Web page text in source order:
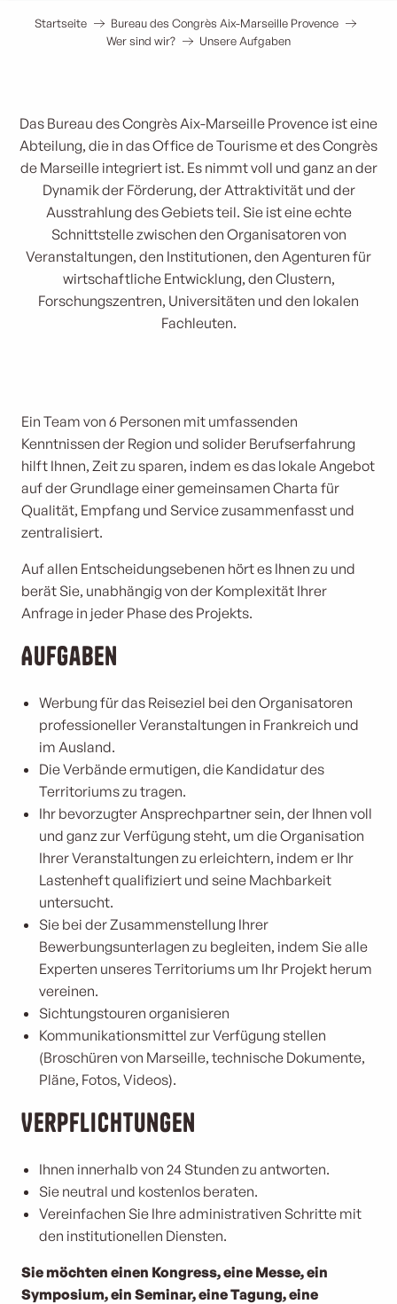
Startseite
Bureau des Congrès Aix-Marseille Provence
Wer sind wir?
Unsere Aufgaben
Das Bureau des Congrès Aix-Marseille Provence ist eine
Abteilung, die in das Office de Tourisme et des Congrès
de Marseille integriert ist. Es nimmt voll und ganz an der
Dynamik der Förderung, der Attraktivität und der
Ausstrahlung des Gebiets teil. Sie ist eine echte
Schnittstelle zwischen den Organisatoren von
Veranstaltungen, den Institutionen, den Agenturen für
wirtschaftliche Entwicklung, den Clustern,
Forschungszentren, Universitäten und den lokalen
Fachleuten.
Ein Team von 6 Personen mit umfassenden
Kenntnissen der Region und solider Berufserfahrung
hilft Ihnen, Zeit zu sparen, indem es das lokale Angebot
auf der Grundlage einer gemeinsamen Charta für
Qualität, Empfang und Service zusammenfasst und
zentralisiert.
Auf allen Entscheidungsebenen hört es Ihnen zu und
berät Sie, unabhängig von der Komplexität Ihrer
Anfrage in jeder Phase des Projekts.
Aufgaben
Werbung für das Reiseziel bei den Organisatoren
professioneller Veranstaltungen in Frankreich und
im Ausland.
Die Verbände ermutigen, die Kandidatur des
Territoriums zu tragen.
Ihr bevorzugter Ansprechpartner sein, der Ihnen voll
und ganz zur Verfügung steht, um die Organisation
Ihrer Veranstaltungen zu erleichtern, indem er Ihr
Lastenheft qualifiziert und seine Machbarkeit
untersucht.
Sie bei der Zusammenstellung Ihrer
Bewerbungsunterlagen zu begleiten, indem Sie alle
Experten unseres Territoriums um Ihr Projekt herum
vereinen.
Sichtungstouren organisieren
Kommunikationsmittel zur Verfügung stellen
(Broschüren von Marseille, technische Dokumente,
Pläne, Fotos, Videos).
Verpflichtungen
Ihnen innerhalb von 24 Stunden zu antworten.
Sie neutral und kostenlos beraten.
Vereinfachen Sie Ihre administrativen Schritte mit
den institutionellen Diensten.
Sie möchten einen Kongress, eine Messe, ein
Symposium, ein Seminar, eine Tagung, eine